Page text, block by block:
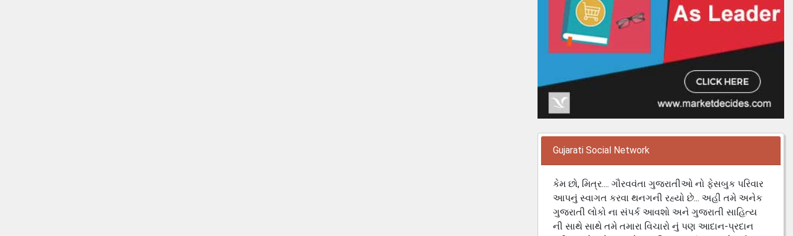
Gujarati Social Network
કેમ છો, મિત્ર.... ગૌરવવંતા ગુજરાતીઓ નો ફેસબુક પરિવાર
આપનું સ્વાગત કરવા થનગની રહ્યો છે... અહી તમે અનેક
ગુજરાતી લોકો ના સંપર્ક આવશો અને ગુજરાતી સાહિત્ય
ની સાથે સાથે તમે તમારા વિચારો નું પણ આદાન-પ્રદાન